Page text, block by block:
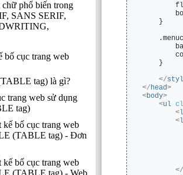
phổ biến trong
SANS SERIF,
bố cục trang web
tag) là gì?
trang web sử dụng
tag)
kế bố cục trang web
(TABLE tag) - Đơn
kế bố cục trang web
(TABLE tag) - Web
    }
    }
</
</ head>
<body>
<ul
<
<
</